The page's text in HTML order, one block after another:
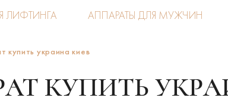
ЛИФТИНГА АППАРАТЫ ДЛЯ МУЖЧИН
купить украина киев
КУПИТЬ